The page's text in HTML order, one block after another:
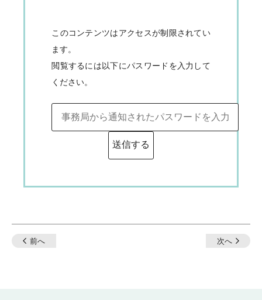
このコンテンツはアクセスが制限されてい
ます。
閲覧するには以下にパスワードを入力して
ください。
前へ 次へ